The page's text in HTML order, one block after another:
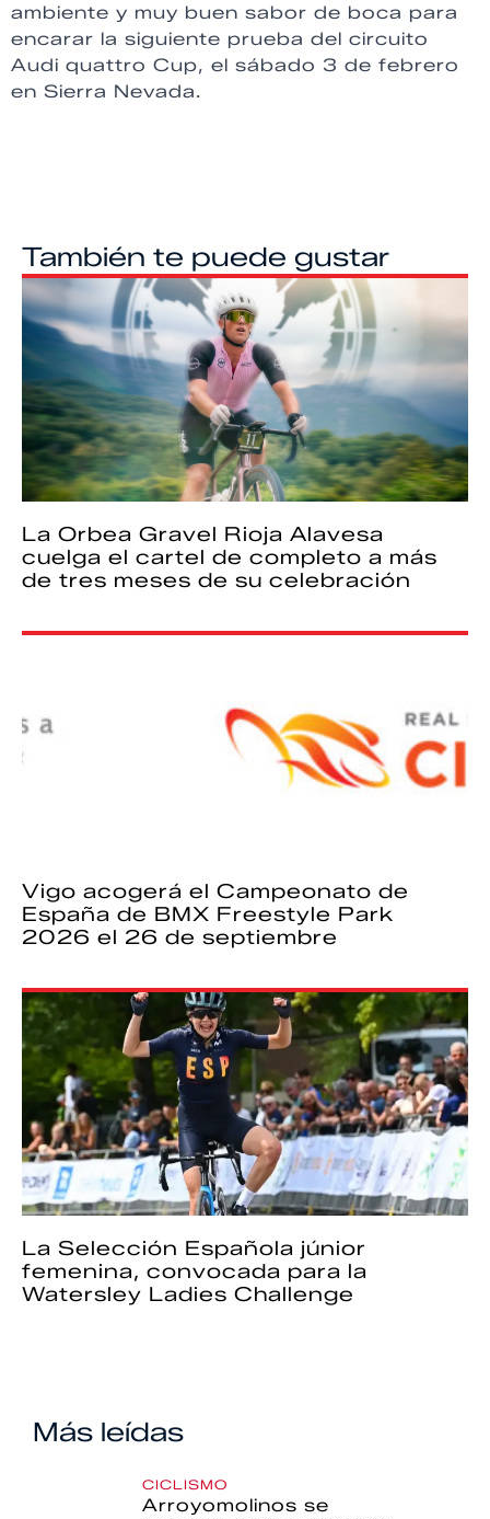
ambiente y muy buen sabor de boca para
encarar la siguiente prueba del circuito
Audi quattro Cup, el sábado 3 de febrero
en Sierra Nevada.
También te puede gustar
La Orbea Gravel Rioja Alavesa
cuelga el cartel de completo a más
de tres meses de su celebración
Vigo acogerá el Campeonato de
España de BMX Freestyle Park
2026 el 26 de septiembre
La Selección Española júnior
femenina, convocada para la
Watersley Ladies Challenge
Más leídas
CICLISMO
Arroyomolinos se